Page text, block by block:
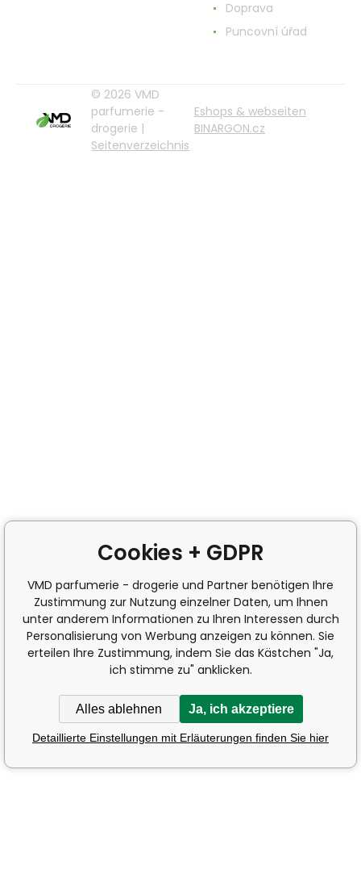
Doprava
Puncovní úřad
© 2026 VMD
parfumerie -
drogerie |
Seitenverzeichnis
Eshops & webseiten
BINARGON.cz
Cookies + GDPR
VMD parfumerie - drogerie und Partner benötigen Ihre
Zustimmung zur Nutzung einzelner Daten, um Ihnen
unter anderem Informationen zu Ihren Interessen durch
Personalisierung von Werbung anzeigen zu können. Sie
erteilen Ihre Zustimmung, indem Sie das Kästchen "Ja,
ich stimme zu" anklicken.
Alles ablehnen Ja, ich akzeptiere
Detaillierte Einstellungen mit Erläuterungen finden Sie hier